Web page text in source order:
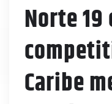
Norte
Caribe